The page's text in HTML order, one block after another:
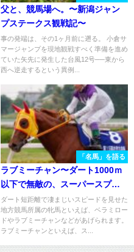
父と、競馬場へ。〜新潟ジャン
プステークス観戦記〜
事の発端は、その1ヶ月前に遡る。 小倉サ
マージャンプを現地観戦すべく準備を進め
ていた矢先に発生した台風12号──東から
西へ逆走するという異例...
「名馬」を語る
ラブミーチャン〜ダート1000ｍ
以下で無敵の、スーパースプリ
ンター〜
ダート短距離で凄まじいスピードを見せた
地方競馬所属の牝馬といえば、ベラミロー
ドやラブミーチャンなどがあげられます。
ラブミーチャンといえば、ス...